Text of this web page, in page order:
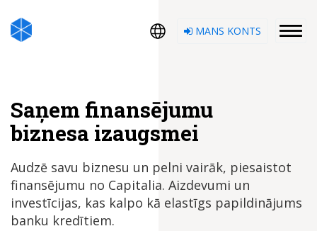
MANS KONTS
Saņem finansējumu
biznesa izaugsmei
Audzē savu biznesu un pelni vairāk, piesaistot
finansējumu no Capitalia. Aizdevumi un
investīcijas, kas kalpo kā elastīgs papildinājums
banku kredītiem.